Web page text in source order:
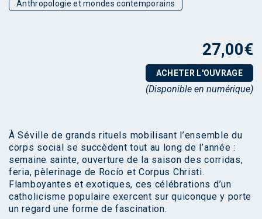
Anthropologie et mondes contemporains
27,00€
ACHETER L'OUVRAGE
(Disponible en numérique)
À Séville de grands rituels mobilisant l’ensemble du
corps social se succèdent tout au long de l’année :
semaine sainte, ouverture de la saison des corridas,
feria, pèlerinage de Rocío et Corpus Christi.
Flamboyantes et exotiques, ces célébrations d’un
catholicisme populaire exercent sur quiconque y porte
un regard une forme de fascination.